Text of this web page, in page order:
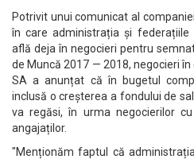
Potrivit unui comunicat al
în care administrația și federațiile
află deja în negocieri pentru
de Muncă 2017 — 2018, negocieri
SA a anunțat că în bugetul
inclusă o creșterea a fondului de
va regăsi, în urma negocierilor
angajaților.
"Menționăm faptul că